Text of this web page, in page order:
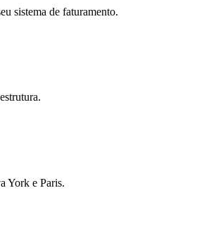
sistema de faturamento.
York e Paris.